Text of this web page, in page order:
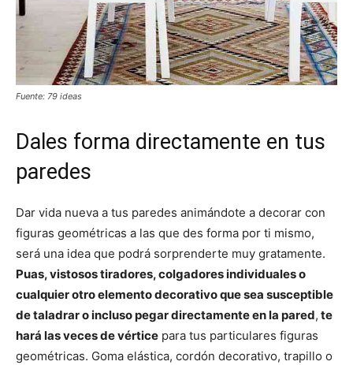
Fuente: 79 ideas
Dales forma directamente en tus
paredes
Dar vida nueva a tus paredes animándote a decorar con
figuras geométricas a las que des forma por ti mismo,
será una idea que podrá sorprenderte muy gratamente.
Puas, vistosos tiradores, colgadores individuales o
cualquier otro elemento decorativo que sea susceptible
de taladrar o incluso pegar directamente en la pared, te
hará las veces de vértice para tus particulares figuras
geométricas. Goma elástica, cordón decorativo, trapillo o